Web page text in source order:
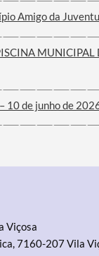
Amigo da
MUNICIPAL
10 de junho de
Viçosa
7160-207 Vila